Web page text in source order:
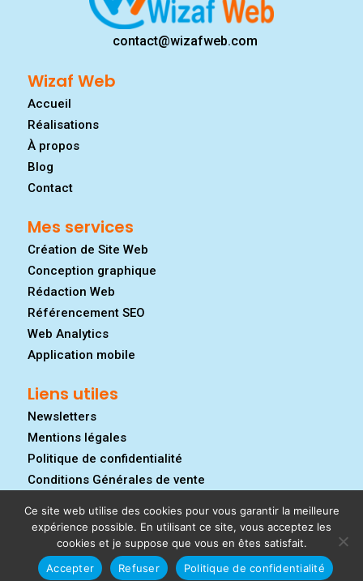
contact@wizafweb.com
Wizaf Web
Accueil
Réalisations
À propos
Blog
Contact
Mes services
Création de Site Web
Conception graphique
Rédaction Web
Référencement SEO
Web Analytics
Application mobile
Liens utiles
Newsletters
Mentions légales
Politique de confidentialité
Conditions Générales de vente
© 2026 -Wizaf Web | Tous droits réservés.
Ce site web utilise des cookies pour vous garantir la meilleure
expérience possible. En utilisant ce site, vous acceptez les
cookies et je suppose que vous en êtes satisfait.
Accepter
Refuser Politique de confidentialité